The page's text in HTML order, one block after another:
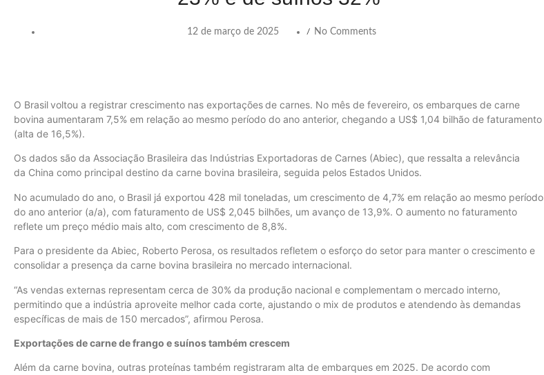
12 de março de 2025 / No Comments
O Brasilvoltou a registrar crescimento nas exportaçõesde carnes. No mês de fevereiro, os embarques de carne
bovina aumentaram 7,5% em relação ao mesmo período do ano anterior, chegando a US$ 1,04 bilhão de faturamento
(alta de 16,5%).
Os dados são da Associação Brasileira das Indústrias Exportadoras de Carnes (Abiec), que ressalta a relevância
da China como principal destino da carne bovina brasileira, seguida pelos Estados Unidos.
No acumulado do ano, o Brasil já exportou 428 mil toneladas, um crescimento de 4,7% em relação ao mesmo período
do ano anterior (a/a), com faturamento de US$ 2,045 bilhões, um avanço de 13,9%. O aumento no faturamento
reflete um preço médio mais alto, com crescimento de 8,8%.
Para o presidente da Abiec, Roberto Perosa, os resultados refletem o esforço do setor para manter o crescimento e
consolidar a presença da carne bovina brasileira no mercado internacional.
“As vendas externas representam cerca de 30% da produção nacional e complementam o mercado interno,
permitindo que a indústria aproveite melhor cada corte, ajustando o mix de produtos e atendendo às demandas
específicas de mais de 150 mercados”, afirmou Perosa.
Exportações de carne de frango e suínos também crescem
Além da carne bovina, outras proteínas também registraram alta de embarques em 2025. De acordo com